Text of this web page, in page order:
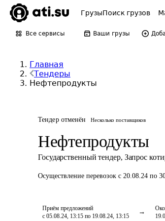
ГрузыПоиск грузов
Все сервисы Ваши грузы
Главная
Тендеры
Нефтепродукты
Тендер отменён Несколько поставщиков
Нефтепродукты
Государственный тендер, Запрос
Осуществление перевозок с 20.08.24 по
Приём предложений
с 05.08.24, 13:15 по 19.08.24, 13:15